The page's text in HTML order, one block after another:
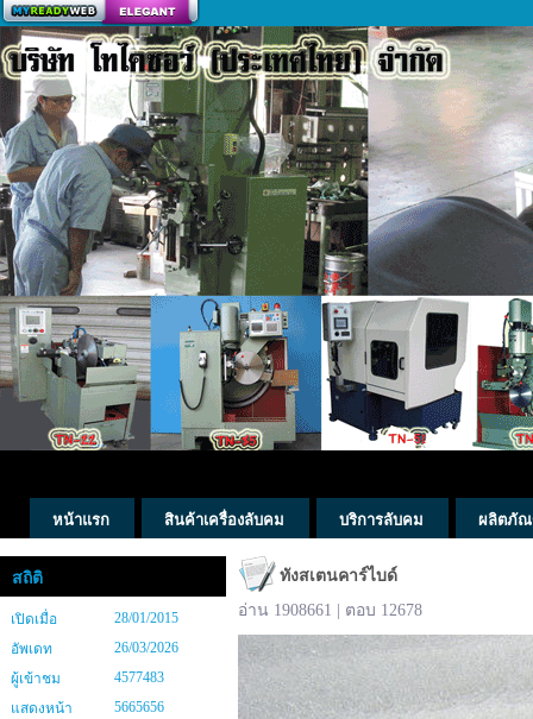
สร้างเว็บ
หน้าแรก สินค้าเครื่องลับคม บริการลับคม ผลิตภัณ
สถิติ
เปิดเมื่อ
28/01/2015
อัพเดท
26/03/2026
ผู้เข้าชม
4577483
แสดงหน้า
5665656
ทังสเตนคาร์ไบด์
อ่าน 1908661 | ตอบ 12678